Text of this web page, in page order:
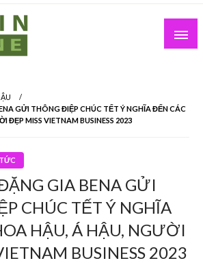
GỬI THÔNG ĐIỆP CHÚC TẾT Ý NGHĨA ĐẾN CÁC
ĐẸP MISS VIETNAM BUSINESS 2023
GIA BENA GỬI
CHÚC TẾT Ý NGHĨA
HẬU, Á HẬU, NGƯỜI
BUSINESS 2023